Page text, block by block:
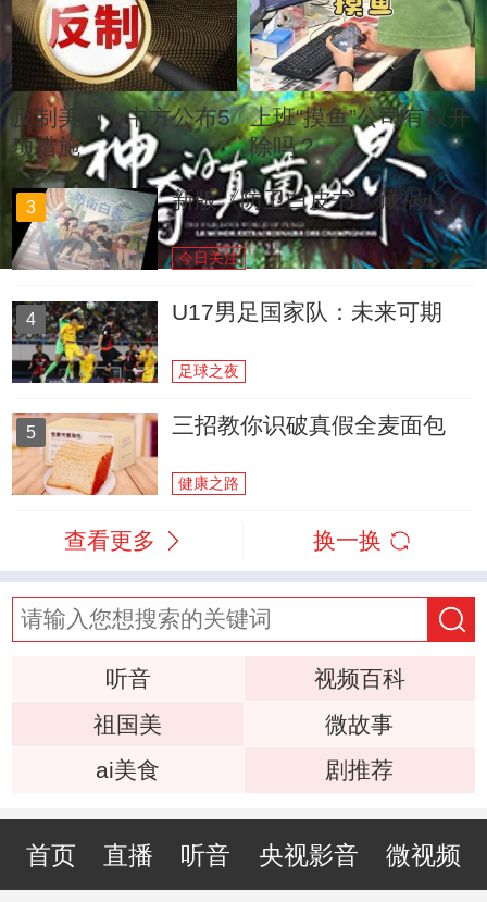
反制美国！中方公布5
项措施
上班“摸鱼”公司有权开
除吗？
3 新版《防卫白皮书》藏祸心
今日关注
4 U17男足国家队：未来可期
足球之夜
5 三招教你识破真假全麦面包
健康之路
查看更多 换一换
听音
视频百科
祖国美
微故事
ai美食
剧推荐
首页 直播 听音 央视影音 微视频